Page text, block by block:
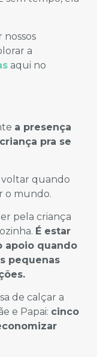
a
aqui no
a presença
pra se
quando
o mundo.
pela criança
É estar
apoio quando
pequenas
de calçar a
e Papai: cinco